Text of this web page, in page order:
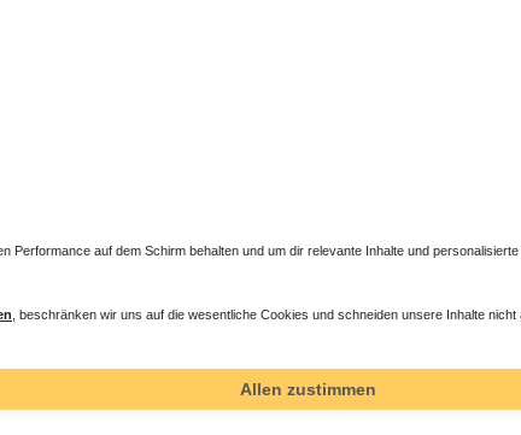
auf dem Schirm behalten und um dir relevante Inhalte und personalisierte
, beschränken wir uns auf die wesentliche Cookies und schneiden unsere Inhalte nicht
Allen zustimmen